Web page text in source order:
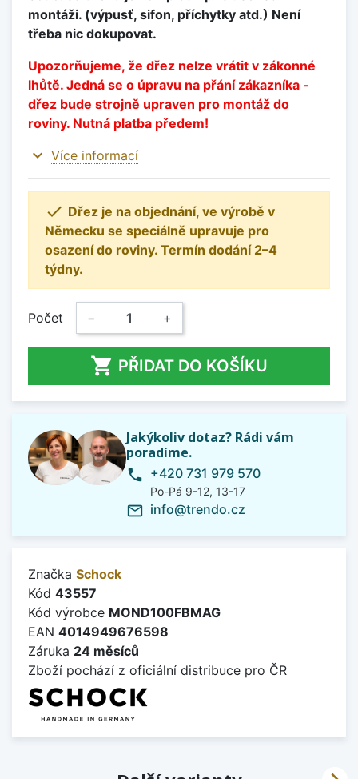
montáži. (výpusť, sifon, příchytky atd.) Není
třeba nic dokupovat.
Upozorňujeme, že dřez nelze vrátit v zákonné
lhůtě. Jedná se o úpravu na přání zákazníka -
dřez bude strojně upraven pro montáž do
roviny. Nutná platba předem!
expand_more Více informací
 Dřez je na objednání, ve výrobě v
Německu se speciálně upravuje pro
osazení do roviny. Termín dodání 2–4
týdny.
Počet − +
 PŘIDAT DO KOŠÍKU
Jakýkoliv dotaz? Rádi vám
poradíme.
phone +420 731 979 570
Po-Pá 9-12, 13-17
mail_outline info@trendo.cz
Značka Schock
Kód 43557
Kód výrobce MOND100FBMAG
EAN 4014949676598
Záruka 24 měsíců
Zboží pochází z oficiální distribuce pro ČR